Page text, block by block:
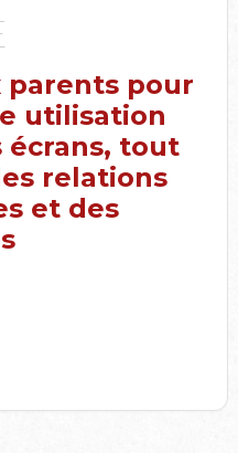
parents pour
utilisation
écrans, tout
relations
et des